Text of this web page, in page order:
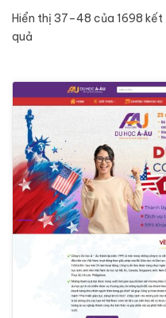
Hiển thị 37–48 của 1698 kết
quả